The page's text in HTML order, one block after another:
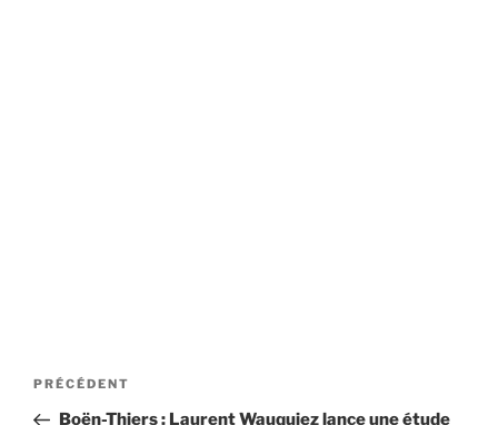
Navigation
Article
précédent
PRÉCÉDENT
Boën-Thiers : Laurent Wauquiez lance une étude